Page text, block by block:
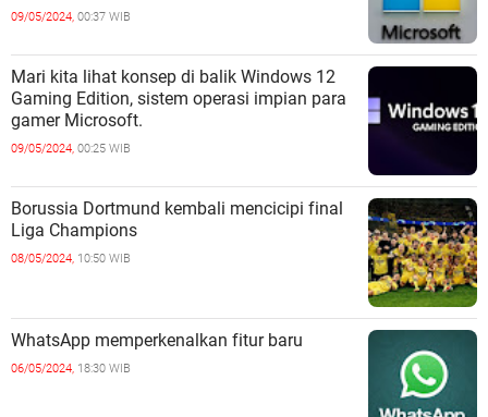
09/05/2024, 00:37 WIB
Mari kita lihat konsep di balik Windows 12
Gaming Edition, sistem operasi impian para
gamer Microsoft.
09/05/2024, 00:25 WIB
Borussia Dortmund kembali mencicipi final
Liga Champions
08/05/2024, 10:50 WIB
WhatsApp memperkenalkan fitur baru
06/05/2024, 18:30 WIB